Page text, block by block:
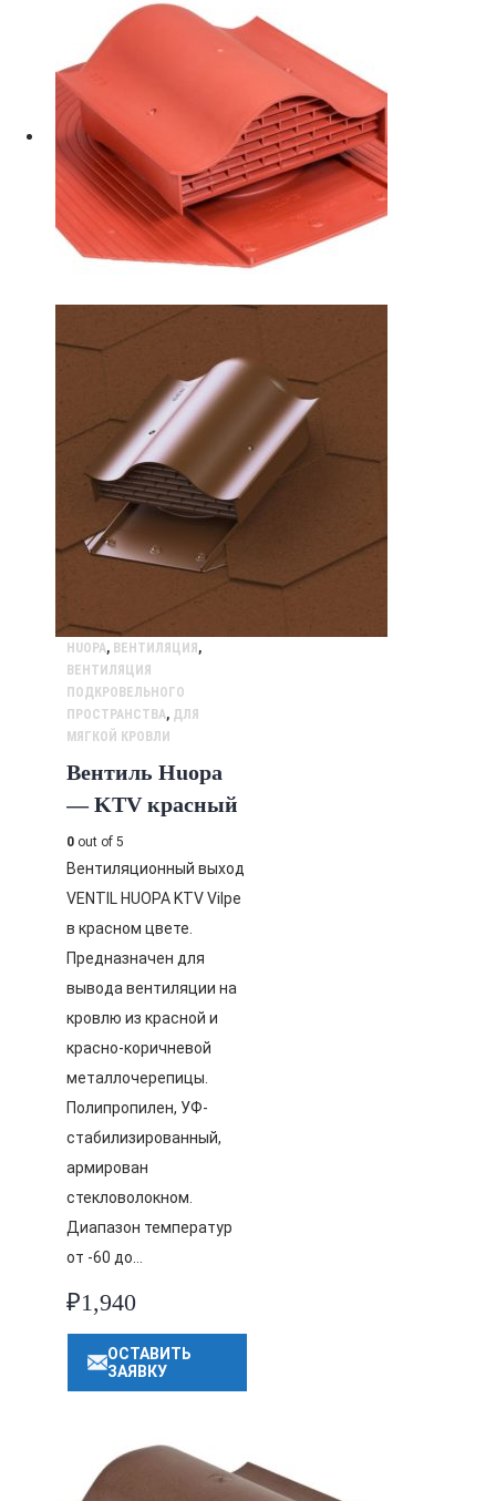
HUOPA, ВЕНТИЛЯЦИЯ ,
ВЕНТИЛЯЦИЯ
ПОДКРОВЕЛЬНОГО
ПРОСТРАНСТВА, ДЛЯ
МЯГКОЙ КРОВЛИ
Вентиль Huopa
— KTV красный
0 out of 5
Вентиляционный выход
VENTIL HUOPA KTV Vilpe
в красном цвете.
Предназначен для
вывода вентиляции на
кровлю из красной и
красно-коричневой
металлочерепицы.
Полипропилен, УФ-
стабилизированный,
армирован
стекловолокном.
Диапазон температур
от -60 до…
₽1,940
ОСТАВИТЬ
ЗАЯВКУ